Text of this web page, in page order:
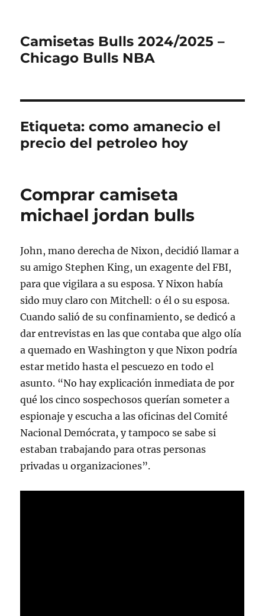
Camisetas Bulls 2024/2025 –
Chicago Bulls NBA
Etiqueta:como amanecio el
precio del petroleo hoy
Comprar camiseta
michael jordan bulls
John, mano derecha de Nixon, decidió llamar a
su amigo Stephen King, un exagente del FBI,
para que vigilara a su esposa. Y Nixon había
sido muy claro con Mitchell: o él o su esposa.
Cuando salió de su confinamiento, se dedicó a
dar entrevistas en las que contaba que algo olía
a quemado en Washington y que Nixon podría
estar metido hasta el pescuezo en todo el
asunto. “No hay explicación inmediata de por
qué los cinco sospechosos querían someter a
espionaje y escucha a las oficinas del Comité
Nacional Demócrata, y tampoco se sabe si
estaban trabajando para otras personas
privadas u organizaciones”.